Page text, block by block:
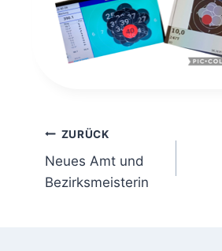
Beitragsnavigation
ZURÜCK
Neues Amt und
Bezirksmeisterin